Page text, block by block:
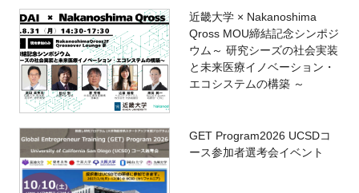
近畿大学 × Nakanoshima
Qross MOU締結記念シンポジ
ウム～ 研究シーズの社会実装
と未来医療イノベーション・
エコシステムの構築 ～
GET Program2026 UCSDコ
ース参加者選考会イベント